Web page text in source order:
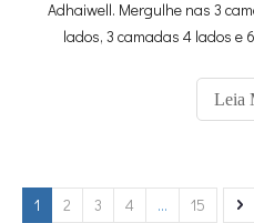
Adhaiwell. Mergulhe nas 3
lados, 3 camadas 4 lados e
360 ° e como elas
Leia
1 2 3 4 ... 15